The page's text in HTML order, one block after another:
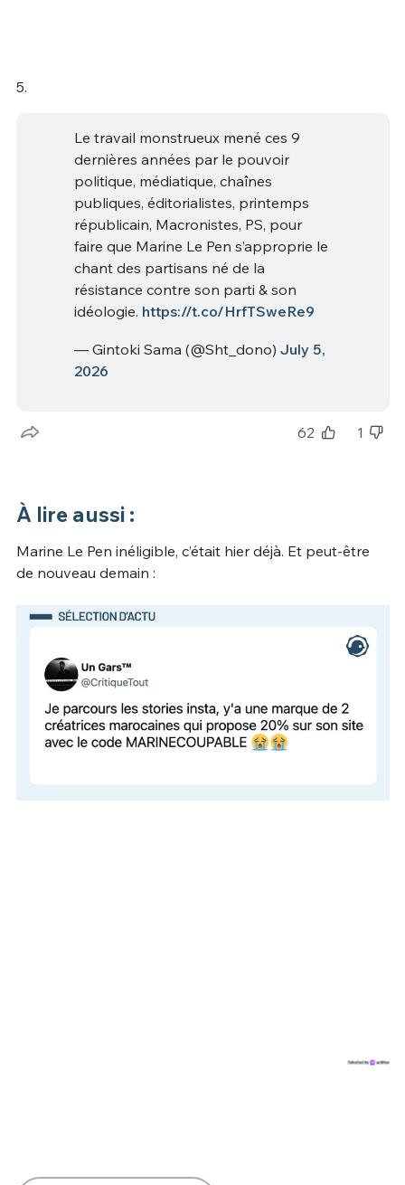
5.
Le travail monstrueux mené ces 9
dernières années par le pouvoir
politique, médiatique, chaînes
publiques, éditorialistes, printemps
républicain, Macronistes, PS, pour
faire que Marine Le Pen s’approprie le
chant des partisans né de la
résistance contre son parti & son
idéologie. https://t.co/HrfTSweRe9
— Gintoki Sama (@Sht_dono) July 5,
2026
62 1
À lire aussi :
Marine Le Pen inéligible, c’était hier déjà. Et peut-être
de nouveau demain :